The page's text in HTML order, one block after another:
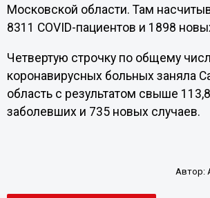
Московской области. Там
8311 COVID-пациентов и 1898
Четвертую строчку по общему
коронавирусных больных заняла
область с результатом свыше
заболевших и 735 новых случаев.
Автор: